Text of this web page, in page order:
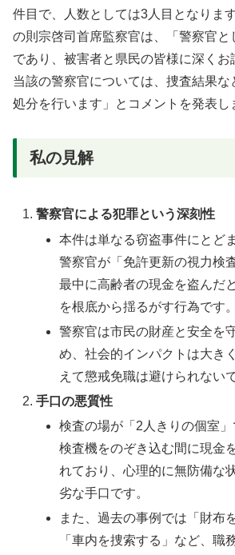
件目で、人数としては3人目となりま
の則宗啓司首席監察官は、「警察官と
であり、被害者と県民の皆様に深くお
当該の警察官については、捜査結果な
処分を行います」とコメントを発表し
私の見解
警察官による犯罪という深刻性
本件は単なる窃盗事件にとど
警察官が「免許更新の視力検
最中に高齢者の現金を盗んだ
を根底から揺るがす行為です。
警察官は市民の財産と安全を
め、社会的インパクトは大き
えて懲戒免職は避けられない
手口の悪質性
検査の場が「2人きりの個室
検査機をのぞき込む間に現金
れており、心理的に無防備な
劣な手口です。
また、過去の事例では「財布
「車内を捜索する」など、職